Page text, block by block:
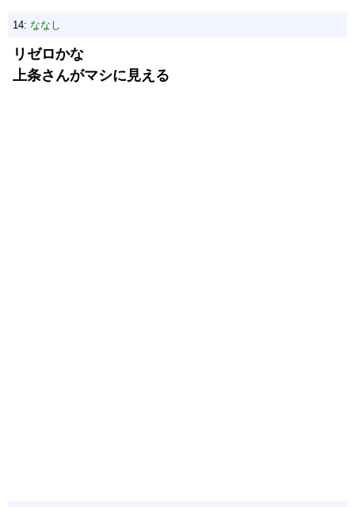
14: ななし
リゼロかな
上条さんがマシに見える